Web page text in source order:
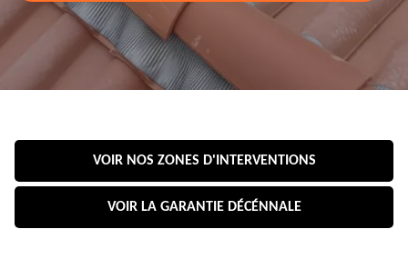
VOIR NOS ZONES D'INTERVENTIONS
VOIR LA GARANTIE DÉCÉNNALE